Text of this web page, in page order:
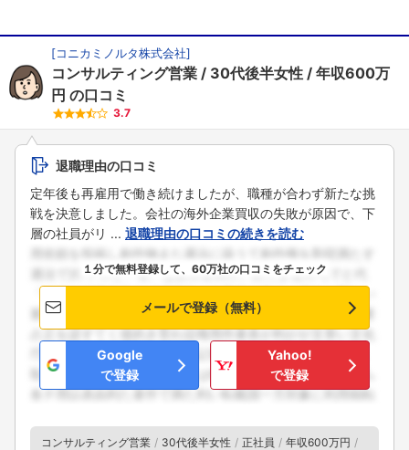
[コニカミノルタ株式会社]
コンサルティング営業 30代後半女性
年収600万
円 の口コミ
3.7
退職理由の口コミ
定年後も再雇用で働き続けましたが、職種が合わず新たな挑
戦を決意しました。会社の海外企業買収の失敗が原因で、下
層の社員がリ ... 退職理由の口コミの続きを読む
１分で無料登録して、60万社の口コミをチェック
メールで登録（無料）
Google
で登録
Yahoo!
で登録
コンサルティング営業 30代後半女性 正社員
年収600万円